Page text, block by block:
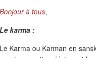
Bonjour à tous,
Le karma :
Le Karma ou Karman en